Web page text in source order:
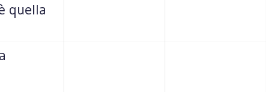
quella